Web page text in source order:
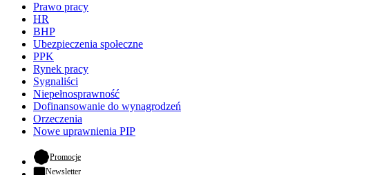
Prawo pracy
HR
BHP
Ubezpieczenia społeczne
PPK
Rynek pracy
Sygnaliści
Niepełnosprawność
Dofinansowanie do wynagrodzeń
Orzeczenia
Nowe uprawnienia PIP
Promocje- otwiera się w nowej karcie
Newsletter